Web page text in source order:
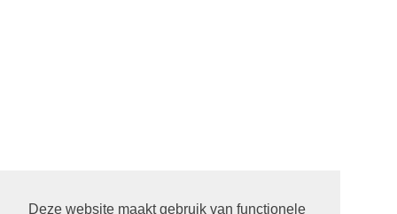
Deze website maakt gebruik van functionele